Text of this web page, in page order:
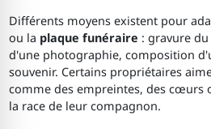
Différents moyens existent pour
ou la plaque funéraire : gravure
d'une photographie, composition
souvenir. Certains propriétaires
comme des empreintes, des cœurs
la race de leur compagnon.